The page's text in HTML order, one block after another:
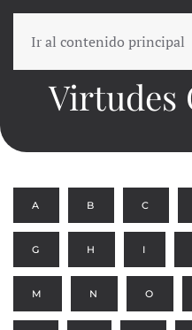
Ir al contenido principal
En
Virtudes
A B C
G H I
M N O